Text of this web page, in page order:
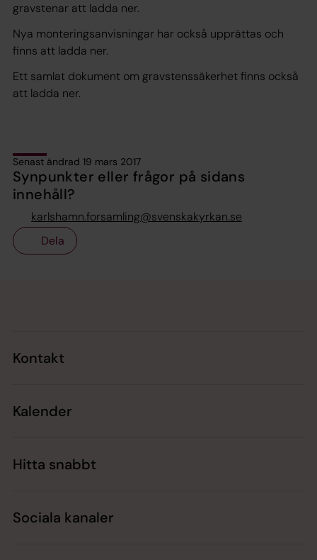
gravstenar att ladda ner.
Nya monteringsanvisningar har också upprättas och
finns att ladda ner.
Ett samlat dokument om gravstenssäkerhet finns också
att ladda ner.
Senast ändrad 19 mars 2017
Synpunkter eller frågor på sidans
innehåll?
karlshamn.forsamling@svenskakyrkan.se
Dela
Kontakt
Kalender
Hitta snabbt
Sociala kanaler